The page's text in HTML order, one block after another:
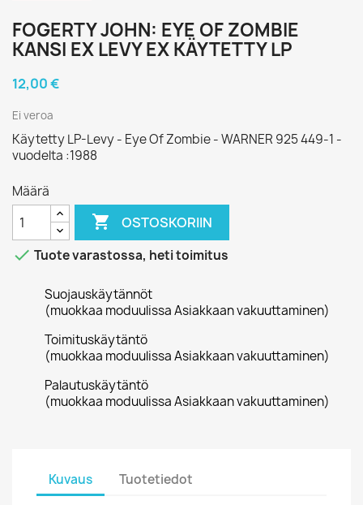
FOGERTY JOHN: EYE OF ZOMBIE
KANSI EX LEVY EX KÄYTETTY LP
12,00 €
Ei veroa
Käytetty LP-Levy - Eye Of Zombie - WARNER 925 449-1 -
vuodelta :1988
Määrä
 OSTOSKORIIN
 Tuote varastossa, heti toimitus
Suojauskäytännöt
(muokkaa moduulissa Asiakkaan vakuuttaminen)
Toimituskäytäntö
(muokkaa moduulissa Asiakkaan vakuuttaminen)
Palautuskäytäntö
(muokkaa moduulissa Asiakkaan vakuuttaminen)
Kuvaus Tuotetiedot